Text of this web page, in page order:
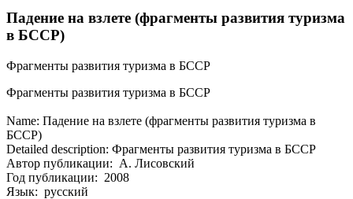
Падение на взлете (фрагменты развития туризма
в БССР)
Фрагменты развития туризма в БССР
Фрагменты развития туризма в БССР
Name: Падение на взлете (фрагменты развития туризма в
БССР)
Detailed description: Фрагменты развития туризма в БССР
Автор публикации: А. Лисовский
Год публикации: 2008
Язык: русский